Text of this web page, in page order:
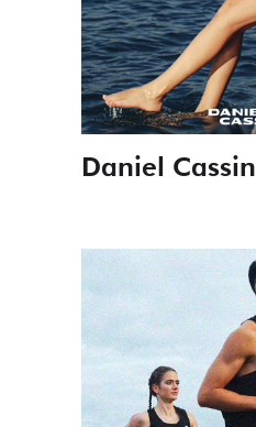
Daniel Cassin